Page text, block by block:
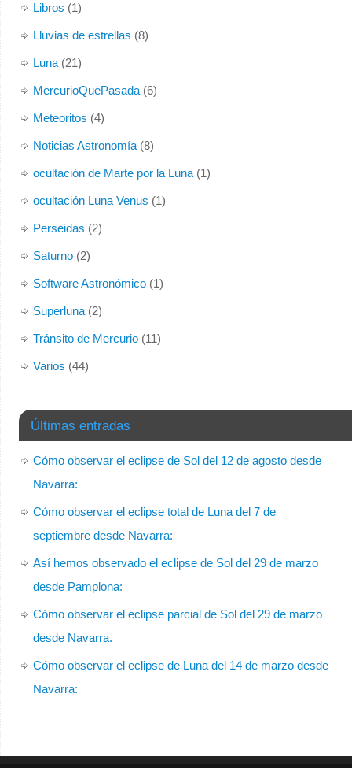
Libros (1)
Lluvias de estrellas (8)
Luna(21)
MercurioQuePasada(6)
Meteoritos (4)
Noticias Astronomía(8)
ocultación de Marte por la Luna(1)
ocultación Luna Venus (1)
Perseidas (2)
Saturno(2)
Software Astronómico(1)
Superluna(2)
Tránsito de Mercurio(11)
Varios (44)
Últimas entradas
Cómo observar el eclipse de Sol del 12 de agosto desde
Navarra:
Cómo observar el eclipse total de Luna del 7 de
septiembre desde Navarra:
Así hemos observado el eclipse de Sol del 29 de marzo
desde Pamplona:
Cómo observar el eclipse parcial de Sol del 29 de marzo
desde Navarra.
Cómo observar el eclipse de Luna del 14 de marzo desde
Navarra: